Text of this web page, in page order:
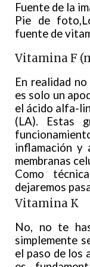
Fuente de la
Pie de
fuente de
Vitamina F
En realidad
es solo un
el ácido alfa-
(LA). Estas
inflamación y
membranas
Como
dejaremos
Vitamina K
No, no te
simplemente
el paso de los